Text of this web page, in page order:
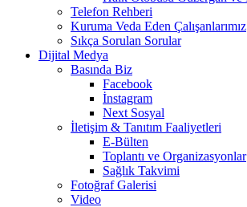
Telefon Rehberi
Kuruma Veda Eden Çalışanlarımız
Sıkça Sorulan Sorular
Dijital Medya
Basında Biz
Facebook
İnstagram
Next Sosyal
İletişim & Tanıtım Faaliyetleri
E-Bülten
Toplantı ve Organizasyonlar
Sağlık Takvimi
Fotoğraf Galerisi
Video